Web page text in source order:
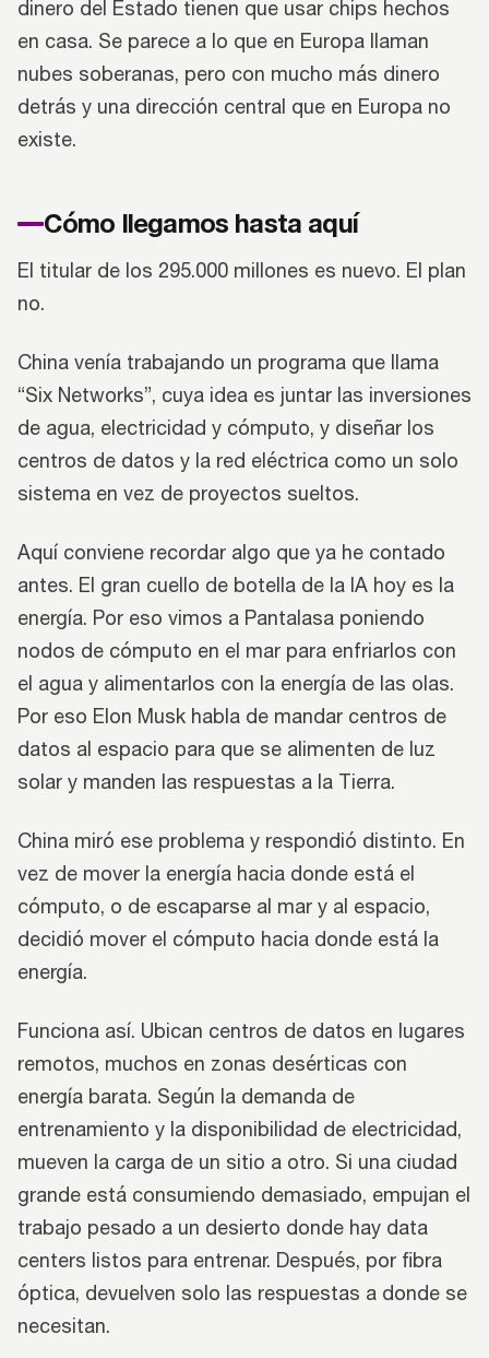
dinero del Estado tienen que usar chips hechos
en casa. Se parece a lo que en Europa llaman
nubes soberanas, pero con mucho más dinero
detrás y una dirección central que en Europa no
existe.
Cómo llegamos hasta aquí
El titular de los 295.000 millones es nuevo. El plan
no.
China venía trabajando un programa que llama
“Six Networks”, cuya idea es juntar las inversiones
de agua, electricidad y cómputo, y diseñar los
centros de datos y la red eléctrica como un solo
sistema en vez de proyectos sueltos.
Aquí conviene recordar algo que ya he contado
antes. El gran cuello de botella de la IA hoy es la
energía. Por eso vimos a Pantalasa poniendo
nodos de cómputo en el mar para enfriarlos con
el agua y alimentarlos con la energía de las olas.
Por eso Elon Musk habla de mandar centros de
datos al espacio para que se alimenten de luz
solar y manden las respuestas a la Tierra.
China miró ese problema y respondió distinto. En
vez de mover la energía hacia donde está el
cómputo, o de escaparse al mar y al espacio,
decidió mover el cómputo hacia donde está la
energía.
Funciona así. Ubican centros de datos en lugares
remotos, muchos en zonas desérticas con
energía barata. Según la demanda de
entrenamiento y la disponibilidad de electricidad,
mueven la carga de un sitio a otro. Si una ciudad
grande está consumiendo demasiado, empujan el
trabajo pesado a un desierto donde hay data
centers listos para entrenar. Después, por fibra
óptica, devuelven solo las respuestas a donde se
necesitan.